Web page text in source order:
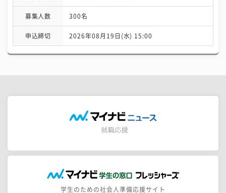
募集人数 300名
申込締切 2026年08月19日(水) 15:00
学生のための社会人準備応援サイト